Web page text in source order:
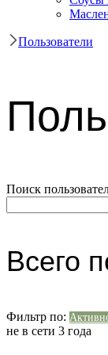
Пользователи
Поиск
Всего
Фильтр по:
не в сети 3 года